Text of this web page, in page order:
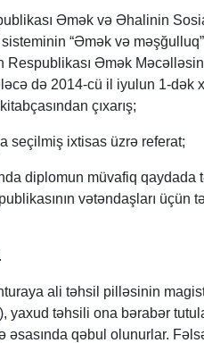
Əmək və Əhalinin
“Əmək və
Respublikası Əmək
də 2014-cü il iyulun 1-dək
çıxarış;
seçilmiş ixtisas üzrə referat;
diplomun müvafiq qaydada
vətəndaşları üçün
ali təhsil pilləsinin
yaxud təhsili ona bərabər
əsasında qəbul olunurlar.